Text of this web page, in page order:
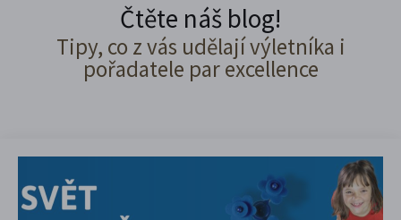
Čtěte náš blog!
Tipy, co z vás udělají výletníka i
pořadatele par excellence